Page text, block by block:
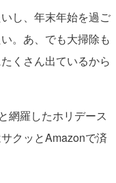
し、年末年始を過ご
。あ、でも大掃除も
くさん出ているから
網羅したホリデース
クッとAmazonで済